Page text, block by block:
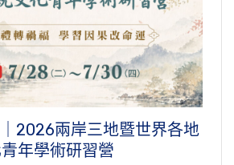
2026兩岸三地暨世界各地
年學術研習營